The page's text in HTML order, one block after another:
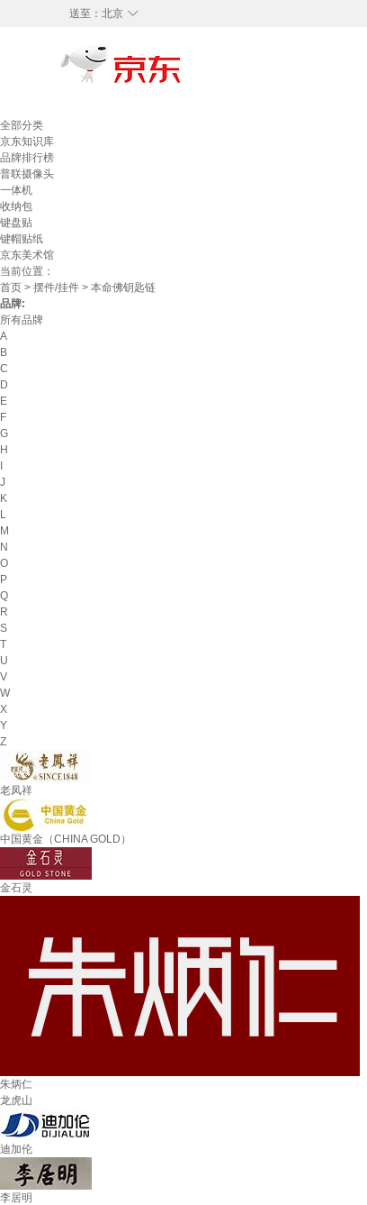
◇
送至： 北京
全部分类
京东知识库
品牌排行榜
普联摄像头
一体机
收纳包
键盘贴
键帽贴纸
京东美术馆
当前位置：
首页 > 摆件/挂件 > 本命佛钥匙链
品牌:
所有品牌
A
B
C
D
E
F
G
H
J
K
L
M
N
O
P
Q
R
S
T
U
V
W
X
Y
Z
老凤祥
中国黄金（CHINA GOLD）
金石灵
朱炳仁
龙虎山
迪加伦
李居明